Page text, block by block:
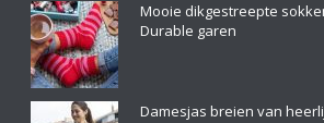
Mooie dikgestreepte
Durable garen
Damesjas breien van